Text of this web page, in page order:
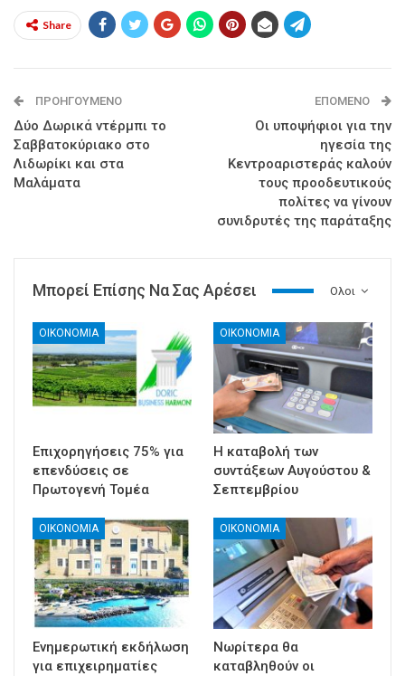
Share
ΠΡΟΗΓΟΎΜΕΝΟ
Δύο Δωρικά ντέρμπι το
Σαββατοκύριακο στο
Λιδωρίκι και στα
Μαλάματα
ΕΠΌΜΕΝΟ
Οι υποψήφιοι για την
ηγεσία της
Κεντροαριστεράς καλούν
τους προοδευτικούς
πολίτες να γίνουν
συνιδρυτές της παράταξης
Ολοι
Μπορεί Επίσης Να Σας Αρέσει
ΟΙΚΟΝΟΜΙΑ
Επιχορηγήσεις 75% για
επενδύσεις σε
Πρωτογενή Τομέα
ΟΙΚΟΝΟΜΙΑ
Η καταβολή των
συντάξεων Αυγούστου &
Σεπτεμβρίου
ΟΙΚΟΝΟΜΙΑ
Ενημερωτική εκδήλωση
για επιχειρηματίες
ΟΙΚΟΝΟΜΙΑ
Νωρίτερα θα
καταβληθούν οι